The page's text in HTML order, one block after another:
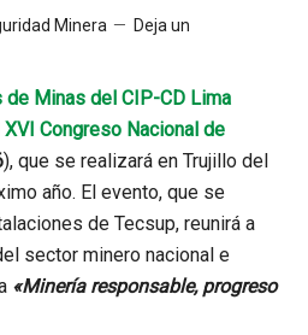
Minera
Deja un
Minas del CIP-CD Lima
XVI Congreso Nacional de
), que se realizará en Trujillo del
año. El evento, que se
de Tecsup, reunirá a
sector minero nacional e
«Minería responsable, progreso